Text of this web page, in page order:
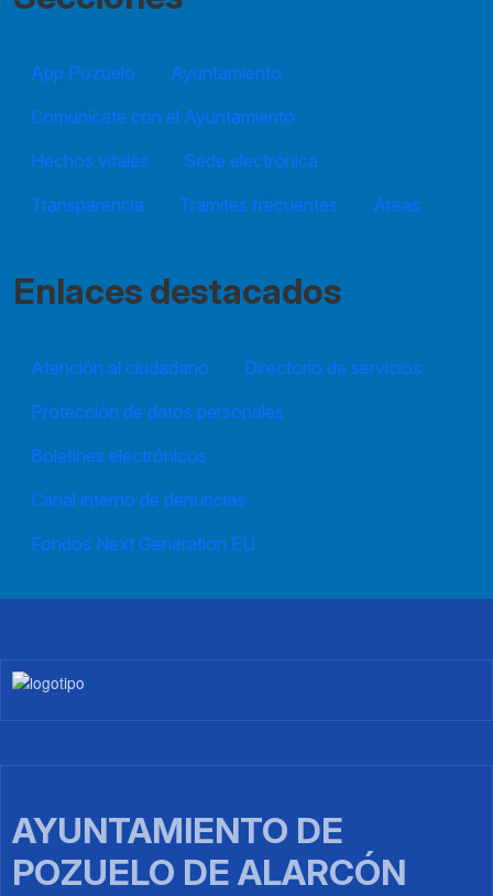
App Pozuelo
Ayuntamiento
Comunícate con el Ayuntamiento
Hechos vitales
Sede electrónica
Transparencia
Trámites frecuentes Áreas
Enlaces destacados
Atención al ciudadano
Directorio de servicios
Protección de datos personales
Boletines electrónicos
Canal interno de denuncias
Fondos Next Generation EU
Imagen
AYUNTAMIENTO DE
POZUELO DE ALARCÓN